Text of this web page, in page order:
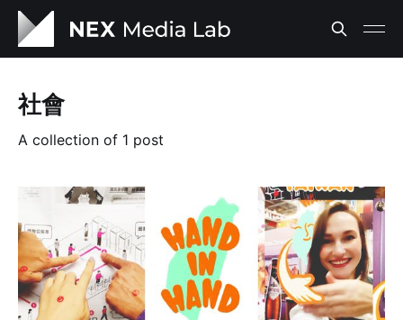
社會
A collection of 1 post